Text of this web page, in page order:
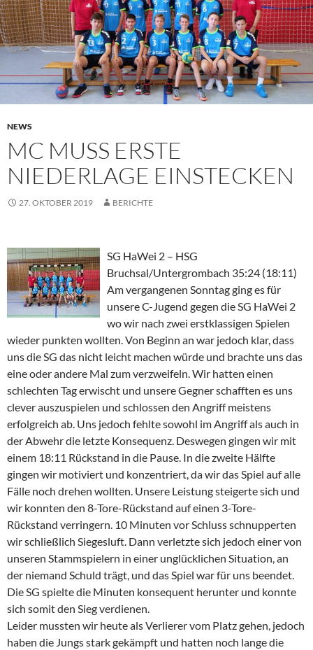
NEWS
MC MUSS ERSTE
NIEDERLAGE EINSTECKEN
27. OKTOBER 2019 BERICHTE
SG HaWei 2 – HSG
Bruchsal/Untergrombach 35:24 (18:11)
Am vergangenen Sonntag ging es für
unsere C-Jugend gegen die SG HaWei 2
wo wir nach zwei erstklassigen Spielen
wieder punkten wollten. Von Beginn an war jedoch klar, dass
uns die SG das nicht leicht machen würde und brachte uns das
eine oder andere Mal zum verzweifeln. Wir hatten einen
schlechten Tag erwischt und unsere Gegner schafften es uns
clever auszuspielen und schlossen den Angriff meistens
erfolgreich ab. Uns jedoch fehlte sowohl im Angriff als auch in
der Abwehr die letzte Konsequenz. Deswegen gingen wir mit
einem 18:11 Rückstand in die Pause. In die zweite Hälfte
gingen wir motiviert und konzentriert, da wir das Spiel auf alle
Fälle noch drehen wollten. Unsere Leistung steigerte sich und
wir konnten den 8-Tore-Rückstand auf einen 3-Tore-
Rückstand verringern. 10 Minuten vor Schluss schnupperten
wir schließlich Siegesluft. Dann verletzte sich jedoch einer von
unseren Stammspielern in einer unglücklichen Situation, an
der niemand Schuld trägt, und das Spiel war für uns beendet.
Die SG spielte die Minuten konsequent herunter und konnte
sich somit den Sieg verdienen.
Leider mussten wir heute als Verlierer vom Platz gehen, jedoch
haben die Jungs stark gekämpft und hatten noch lange die